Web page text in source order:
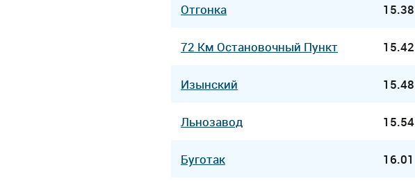
Отгонка 15.38
72 Км Остановочный Пункт 15.42
Изынский 15.48
Льнозавод 15.54
Буготак 16.01